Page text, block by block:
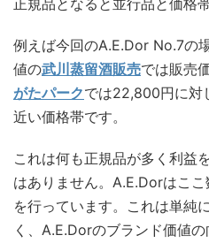
正規品となると並行品と価格
例えば今回のA.E.Dor No.7の
値の武川蒸留酒販売では販売
がたパークでは22,800円に対
近い価格帯です。
これは何も正規品が多く利益
はありません。A.E.Dorはこ
を行っています。これは単純
く、A.E.Dorのブランド価値